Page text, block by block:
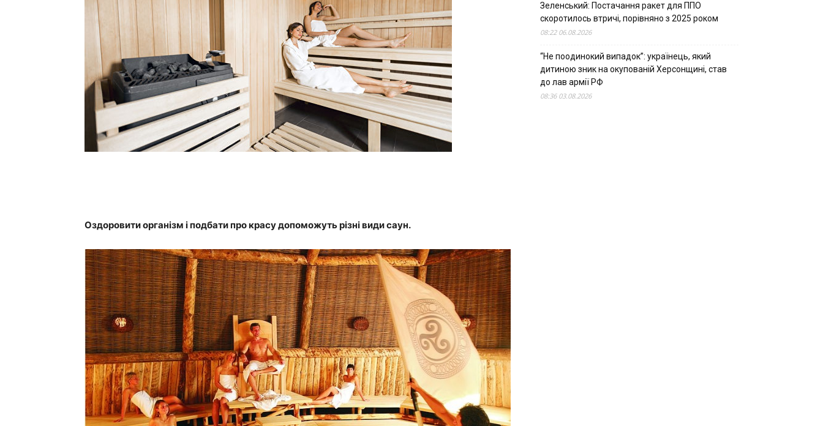
Оздоровити організм і подбати про красу допоможуть різні види саун.
Зеленський: Постачання ракет для ППО
скоротилось втричі, порівняно з 2025 роком
08:22 06.08.2026
“Не поодинокий випадок”: українець, який
дитиною зник на окупованій Херсонщині, став
до лав армії РФ
08:36 03.08.2026